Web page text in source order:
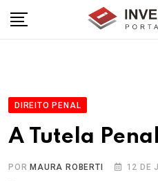
DIREITO PENAL
A Tutela
POR MAURA ROBERTI
12 DE